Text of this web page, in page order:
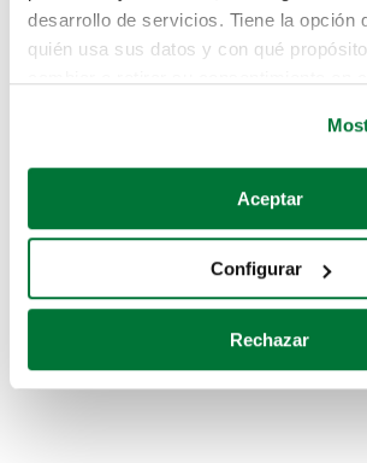
desarrollo de servicios. Tiene la opción
quién usa sus datos y con qué
Si lo permite, también quisiéramos:
Recopilar información sobre su
Identificar su dispositivo
para buscar características
Obtenga más información sobre cómo
Aceptar
Configurar
Rechazar
Pero puedes encontrar el coche que
buscando en alguno de estos
Coches de segunda mano
Coches de km0